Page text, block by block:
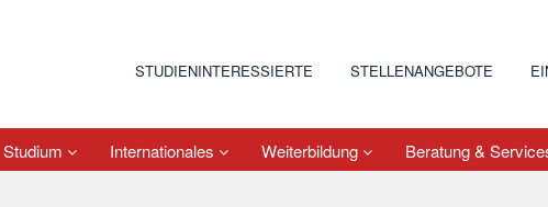
STUDIENINTERESSIERTE STELLENANGEBOTE
Studium Internationales Weiterbildung Beratung &